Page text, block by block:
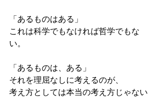
「あるものはある」
これは科学でもなければ哲学でもな
い。
「あるものは、ある」
それを理屈なしに考えるのが、
考え方としては本当の考え方じゃない